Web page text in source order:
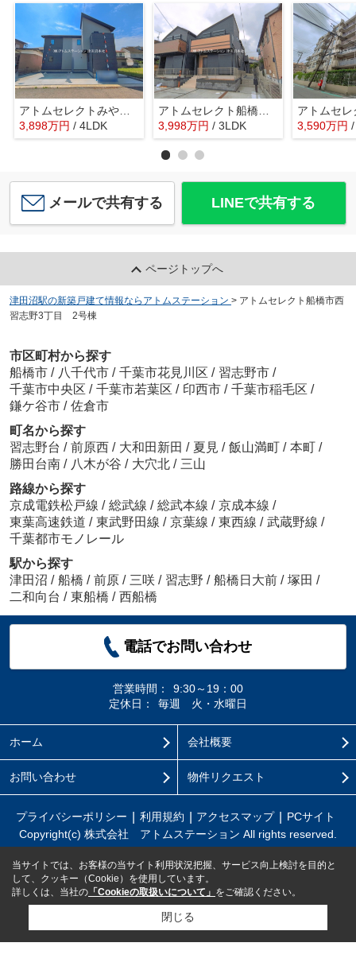
アトムセレクトみやぎ台５期 １号棟
3,898万円 / 4LDK
アトムセレクト船橋市習志野台5丁目 2号棟
3,998万円 / 3LDK 3,590万円
メールで共有する LINEで共有する
ページトップへ
津田沼駅の新築戸建て情報ならアトムステーション > アトムセレクト船橋市西
習志野3丁目 2号棟
市区町村から探す
船橋市 / 八千代市 / 千葉市花見川区 / 習志野市 /
千葉市中央区 / 千葉市若葉区 / 印西市 / 千葉市稲毛区 /
鎌ケ谷市 / 佐倉市
町名から探す
習志野台 / 前原西 / 大和田新田 / 夏見 / 飯山満町 / 本町 /
勝田台南 / 八木が谷 / 大穴北 / 三山
路線から探す
京成電鉄松戸線 / 総武線 / 総武本線 / 京成本線 /
東葉高速鉄道 / 東武野田線 / 京葉線 / 東西線 / 武蔵野線 /
千葉都市モノレール
駅から探す
津田沼 / 船橋 / 前原 / 三咲 / 習志野 / 船橋日大前 / 塚田 /
二和向台 / 東船橋 / 西船橋
電話でお問い合わせ
営業時間：
9:30～19：00
定休日：
毎週 火・水曜日
ホーム 会社概要
お問い合わせ 物件リクエスト
プライバシーポリシー 利用規約 アクセスマップ
PCサイト
Copyright(c) 株式会社 アトムステーション All rights reserved.
当サイトでは、お客様の当サイト利用状況把握、サービス向上検討を目的と
して、クッキー（Cookie）を使用しています。
詳しくは、当社の 「Cookieの取扱いについて」 をご確認ください。
閉じる